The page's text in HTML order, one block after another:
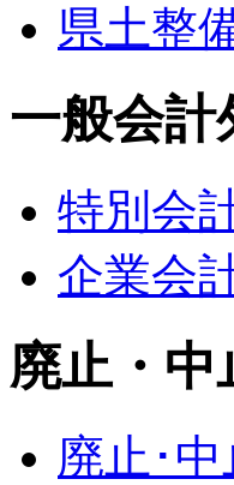
県土整
一般会計
特別会
企業会
廃止・中
廃止･